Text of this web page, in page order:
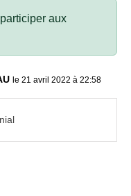
aux
le 21 avril 2022 à 22:58